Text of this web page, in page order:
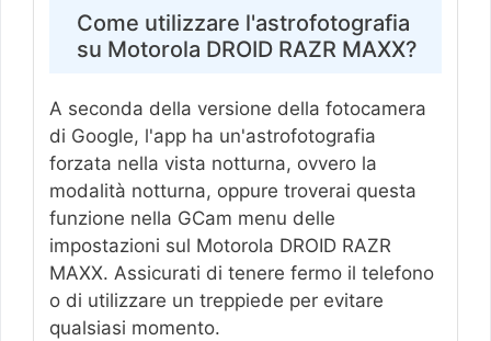
Come utilizzare l'astrofotografia
su Motorola DROID RAZR MAXX?
A seconda della versione della fotocamera
di Google, l'app ha un'astrofotografia
forzata nella vista notturna, ovvero la
modalità notturna, oppure troverai questa
funzione nella GCam menu delle
impostazioni sul Motorola DROID RAZR
MAXX. Assicurati di tenere fermo il telefono
o di utilizzare un treppiede per evitare
qualsiasi momento.